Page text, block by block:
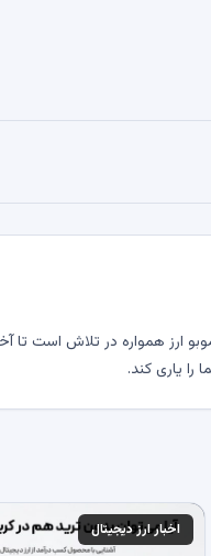
ارز همواره در تلاش است تا
را یاری کند.
اخبار ارز دیجیتال